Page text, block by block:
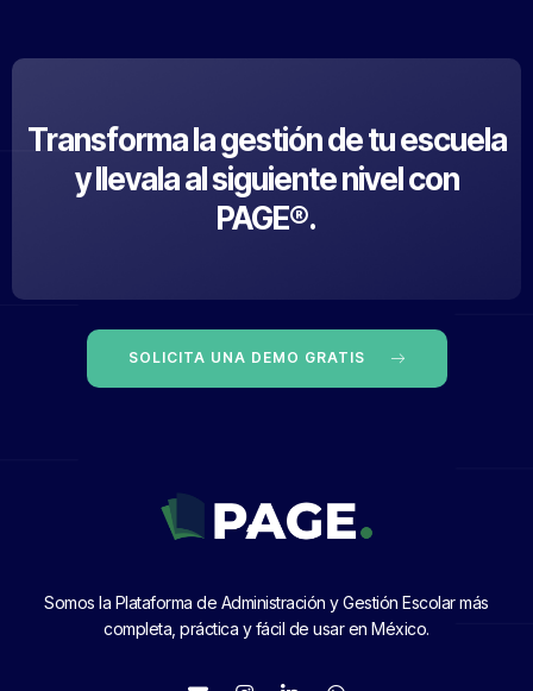
Transforma la gestión de tu escuela
y llevala al siguiente nivel con
PAGE®.
SOLICITA UNA DEMO GRATIS
Somos la Plataforma de Administración y Gestión Escolar más
completa, práctica y fácil de usar en México.